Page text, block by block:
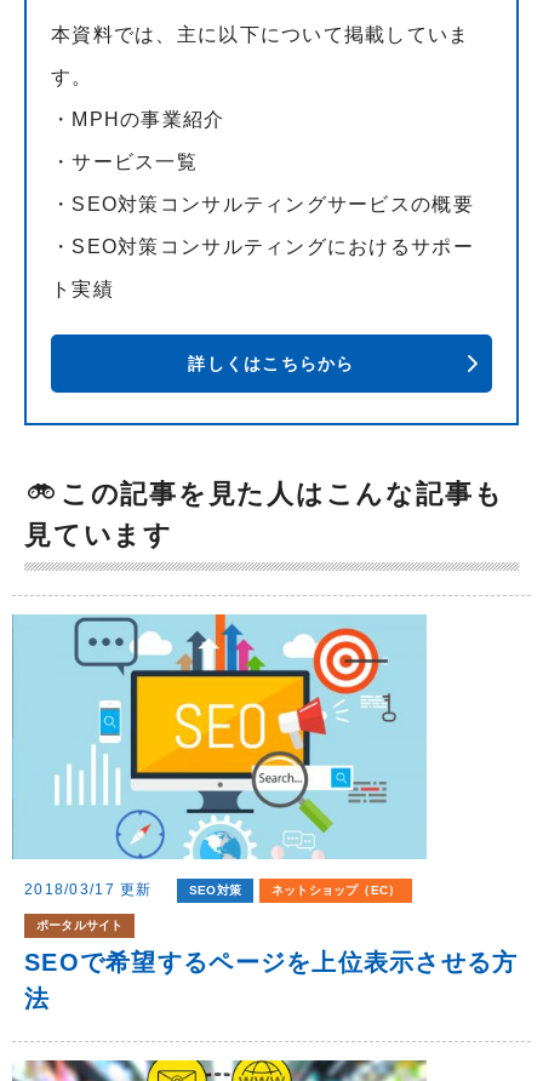
本資料では、主に以下について掲載していま
す。
・MPHの事業紹介
・サービス一覧
・SEO対策コンサルティングサービスの概要
・SEO対策コンサルティングにおけるサポー
ト実績
詳しくはこちらから
この記事を見た人はこんな記事も
見ています
2018/03/17 更新 SEO対策 ネットショップ（EC）
ポータルサイト
SEOで希望するページを上位表示させる方
法